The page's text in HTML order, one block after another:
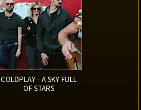
COLDPLAY - A SKY FULL
OF STARS